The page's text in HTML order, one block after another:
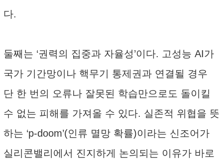
다.
둘째는 ‘권력의 집중과 자율성’이다. 고성능 AI가
국가 기간망이나 핵무기 통제권과 연결될 경우
단 한 번의 오류나 잘못된 학습만으로도 돌이킬
수 없는 피해를 가져올 수 있다. 실존적 위협을 뜻
하는 ‘p-doom’(인류 멸망 확률)이라는 신조어가
실리콘밸리에서 진지하게 논의되는 이유가 바로